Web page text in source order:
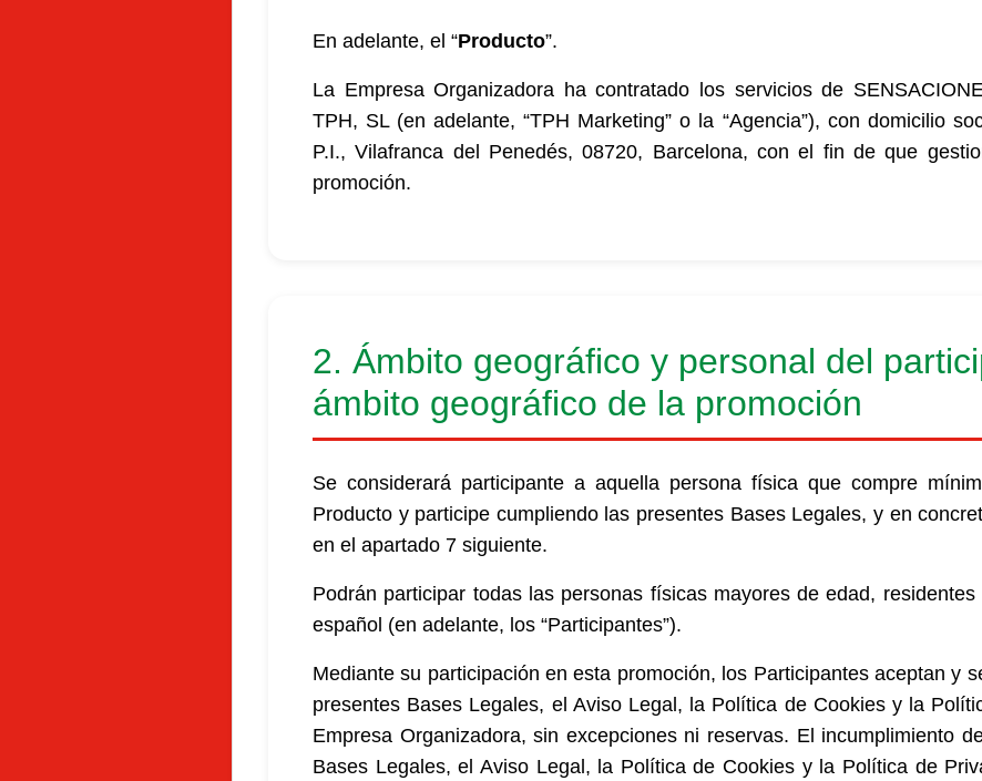
En adelante, el “Producto”.
La Empresa Organizadora ha contratado los servicios de
TPH, SL (en adelante, “TPH Marketing” o la “Agencia”), con domicilio
P.I., Vilafranca del Penedés, 08720, Barcelona, con el fin de que
promoción.
2. Ámbito geográfico y personal del
ámbito geográfico de la promoción
Se considerará participante a aquella persona física que compre
Producto y participe cumpliendo las presentes Bases Legales, y en
en el apartado 7 siguiente.
Podrán participar todas las personas físicas mayores de edad,
español (en adelante, los “Participantes”).
Mediante su participación en esta promoción, los Participantes aceptan y
presentes Bases Legales, el Aviso Legal, la Política de Cookies y la
Empresa Organizadora, sin excepciones ni reservas. El incumplimiento
Bases Legales, el Aviso Legal, la Política de Cookies y la Política de